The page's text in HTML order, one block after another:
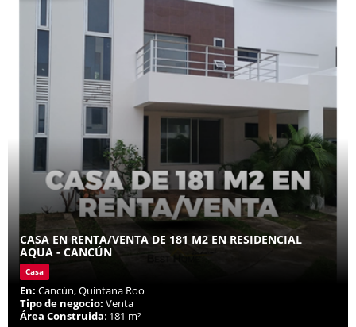
CASA EN RENTA/VENTA DE 181 M2 EN RESIDENCIAL
AQUA - CANCÚN
Casa
En: Cancún, Quintana Roo
Tipo de negocio: Venta
Área Construida: 181 m²